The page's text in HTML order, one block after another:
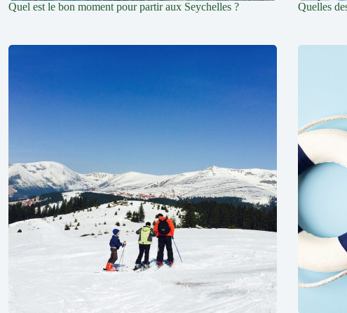
Quel est le bon moment pour partir aux Seychelles ? Quelles